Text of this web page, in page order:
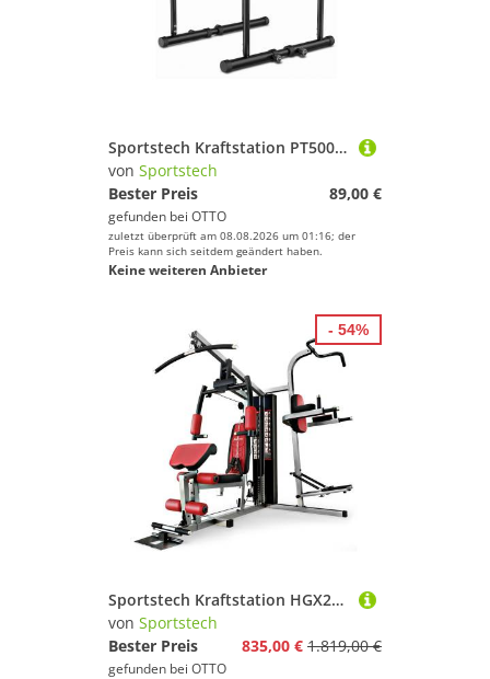
Sportstech Kraftstation PT500, Dip Barren, 300 kg belastbar, bis 90 cm höhenverstellbar
von Sportstech
Bester Preis
89,00 €
gefunden bei OTTO
zuletzt überprüft am 08.08.2026 um 01:16; der
Preis kann sich seitdem geändert haben.
Keine weiteren Anbieter
Sportstech Kraftstation HGX200, 45 Übungen, Dip Station, EVA-Polster
von Sportstech
Bester Preis
835,00 € 1.819,00 €
gefunden bei OTTO
- 54%